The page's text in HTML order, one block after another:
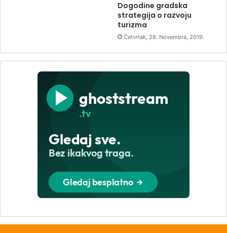
Dogodine gradska
strategija o razvoju
turizma
Četvrtak, 28. Novembra, 2019.